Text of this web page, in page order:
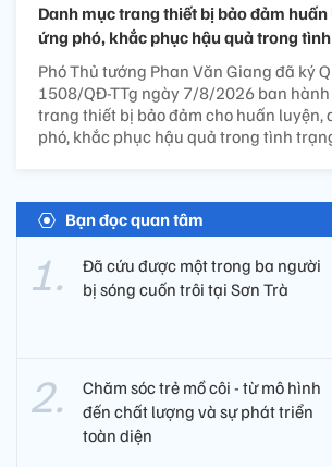
Danh mục trang thiết bị bảo đảm
ứng phó, khắc phục hậu quả trong
Phó Thủ tướng Phan Văn Giang đã ký
1508/QĐ-TTg ngày 7/8/2026 ban
trang thiết bị bảo đảm cho huấn luyện,
phó, khắc phục hậu quả trong tình
Bạn đọc quan tâm
Đã cứu được một trong ba người
bị sóng cuốn trôi tại Sơn Trà
Chăm sóc trẻ mồ côi - từ mô hình
đến chất lượng và sự phát triển
toàn diện